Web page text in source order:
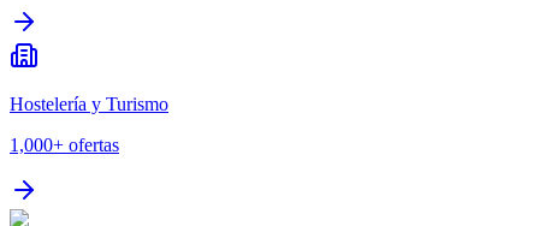
Hostelería y Turismo
1,000+ ofertas